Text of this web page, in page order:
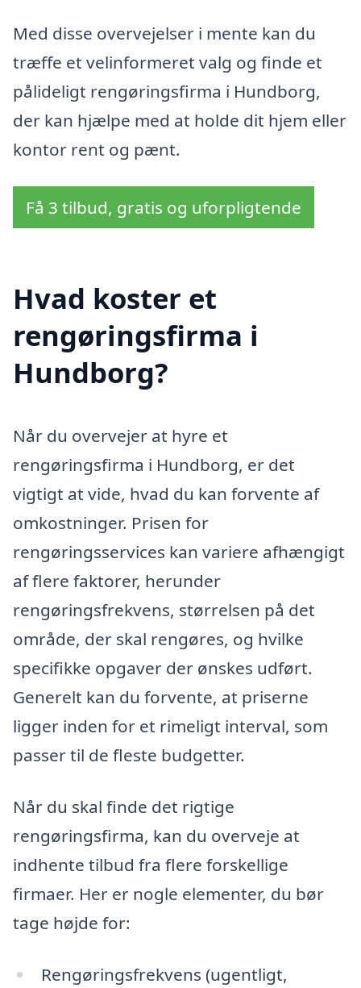
Med disse overvejelser i mente kan du
træffe et velinformeret valg og finde et
pålideligt rengøringsfirma i Hundborg,
der kan hjælpe med at holde dit hjem eller
kontor rent og pænt.
Få 3 tilbud, gratis og uforpligtende
Hvad koster et
rengøringsfirma i
Hundborg?
Når du overvejer at hyre et
rengøringsfirma i Hundborg, er det
vigtigt at vide, hvad du kan forvente af
omkostninger. Prisen for
rengøringsservices kan variere afhængigt
af flere faktorer, herunder
rengøringsfrekvens, størrelsen på det
område, der skal rengøres, og hvilke
specifikke opgaver der ønskes udført.
Generelt kan du forvente, at priserne
ligger inden for et rimeligt interval, som
passer til de fleste budgetter.
Når du skal finde det rigtige
rengøringsfirma, kan du overveje at
indhente tilbud fra flere forskellige
firmaer. Her er nogle elementer, du bør
tage højde for:
Rengøringsfrekvens (ugentligt,